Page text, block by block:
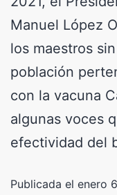
Manuel López
los maestros
población
con la vacuna
algunas voces
efectividad del
Publicada el enero